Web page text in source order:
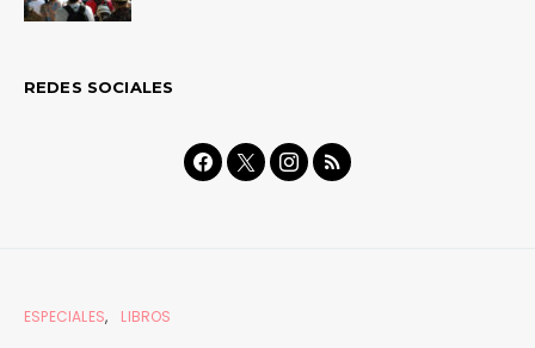
REDES SOCIALES
ESPECIALES LIBROS